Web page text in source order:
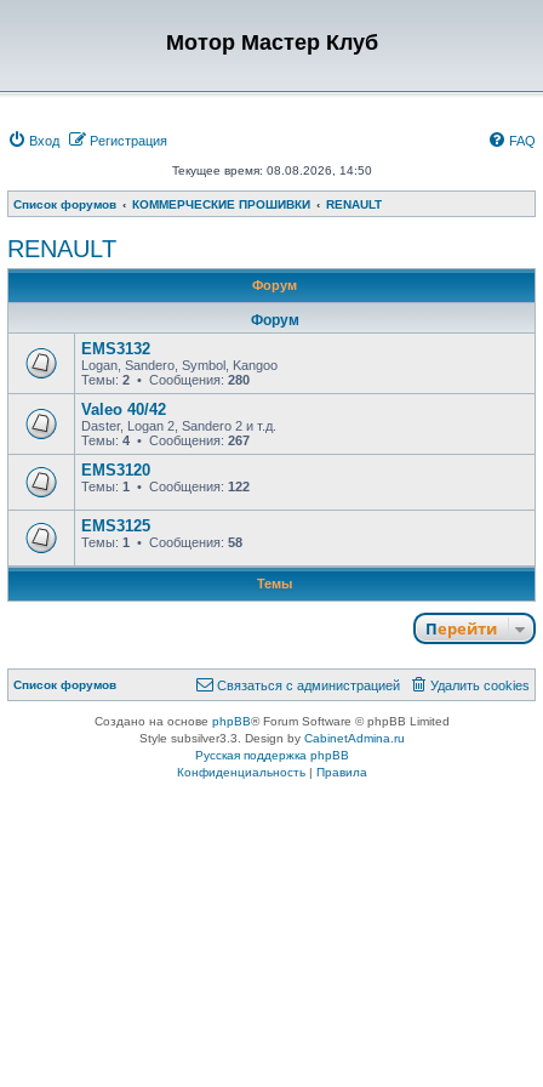
Мотор Мастер Клуб
Вход Регистрация FAQ
Текущее время: 08.08.2026, 14:50
Список форумов КОММЕРЧЕСКИЕ ПРОШИВКИ RENAULT
RENAULT
Форум
Форум
EMS3132
Logan, Sandero, Symbol, Kangoo
Темы: 2 • Сообщения: 280
Valeo 40/42
Daster, Logan 2, Sandero 2 и т.д.
Темы: 4 • Сообщения: 267
EMS3120
Темы: 1 • Сообщения: 122
EMS3125
Темы: 1 • Сообщения: 58
Темы
Перейти
Список форумов Удалить cookies
Связаться с администрацией
Создано на основе phpBB® Forum Software © phpBB Limited
Style subsilver3.3. Design by CabinetAdmina.ru
Русская поддержка phpBB
Конфиденциальность| Правила